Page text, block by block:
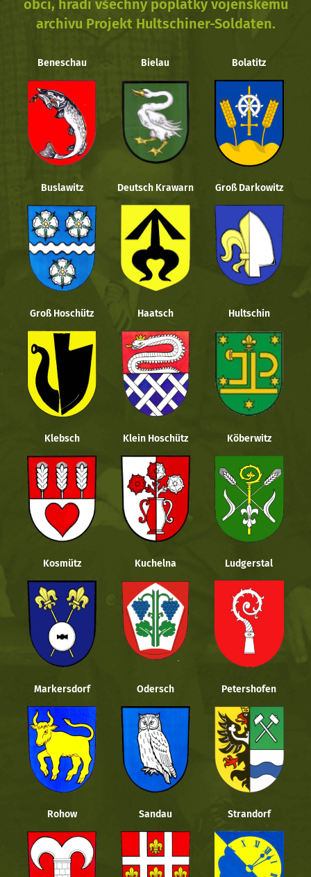
obcí, hradí všechny poplatky vojenskému
archivu Projekt Hultschiner-Soldaten.
Beneschau Bielau Bolatitz
Buslawitz Deutsch Krawarn Groß Darkowitz
Groß Hoschütz Haatsch Hultschin
Klebsch Klein Hoschütz Köberwitz
Kosmütz Kuchelna Ludgerstal
Markersdorf Odersch Petershofen
Rohow Sandau Strandorf